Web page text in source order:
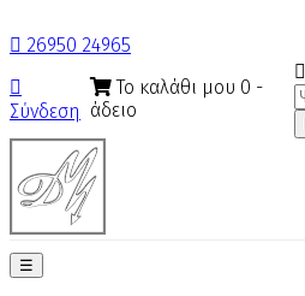
 26950 24965

Σύνδεση
Το καλάθι μου 0 -
άδειο

Toggle
navigation
☰